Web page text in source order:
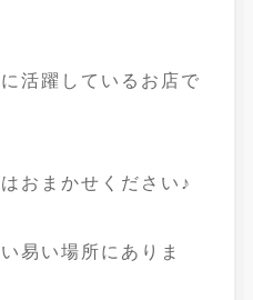
活躍しているお店で
おまかせください♪
易い場所にありま